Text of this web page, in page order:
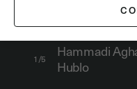
1/5
Hammadi
Hublo